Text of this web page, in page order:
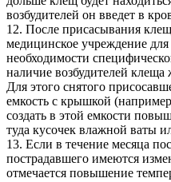
возбудителей он введет в
12. После присасывания
медицинское учреждение
необходимости
наличие возбудителей
Для этого снятого
емкость с крышкой
создать в этой емкости
туда кусочек влажной ваты
13. Если в течение месяца
пострадавшего имеются
отмечается повышение